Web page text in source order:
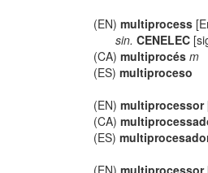
(EN)multiprocess
sin. CENELEC
(CA)multiprocés m
(ES)multiproceso
(EN)multiprocessor
(CA)
(ES)
(EN)multiprocessor